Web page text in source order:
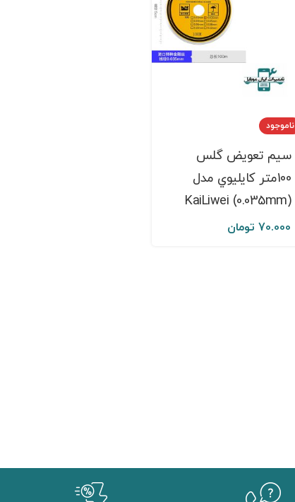
ناموجود
سيم تعويض گلس
100متر کايليوي مدل
(KaiLiwei (0.035mm
70.000 تومان